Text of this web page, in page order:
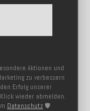
Aktionen und
zu verbessern
Erfolg unserer
wieder abmelden.
Datenschutz 🛡️